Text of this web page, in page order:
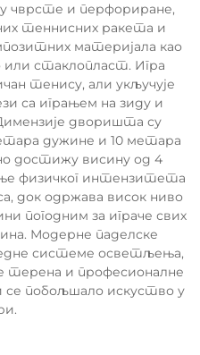
чврсте и перфориране,
теннисних ракета и
материјала као
или стаклопласт. Игра
тенису, али укључује
са играњем на зиду и
дворишта су
дужине и 10 метара
достижу висину од 4
физичког интензитета
док одржава висок ниво
погодним за играче свих
Модерне паделске
системе осветљења,
терена и професионалне
се побољшало искуство у